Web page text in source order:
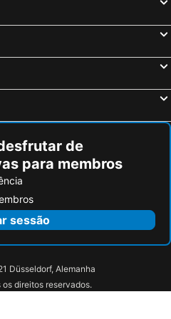
Kilkenny, Eire Hotéis
de
para membros
sessão
Düsseldorf, Alemanha
direitos reservados.